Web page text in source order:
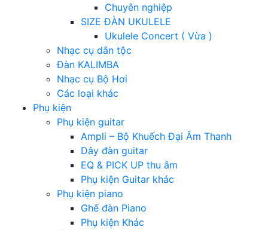
Chuyên nghiệp
SIZE ĐÀN UKULELE
Ukulele Concert ( Vừa )
Nhạc cụ dân tộc
Đàn KALIMBA
Nhạc cụ Bộ Hơi
Các loại khác
Phụ kiện
Phụ kiện guitar
Ampli – Bộ Khuếch Đại Âm Thanh
Dây đàn guitar
EQ & PICK UP thu âm
Phụ kiện Guitar khác
Phụ kiện piano
Ghế đàn Piano
Phụ kiện Khác